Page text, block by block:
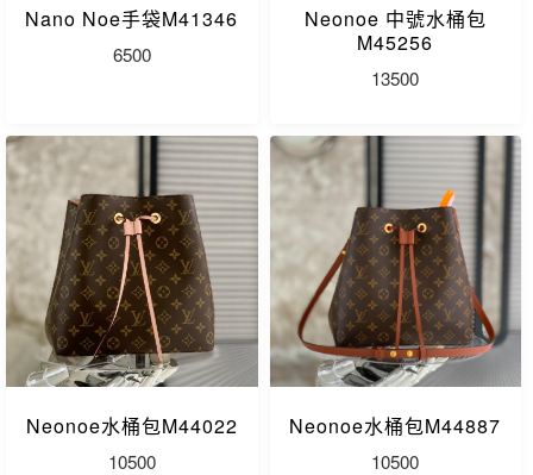
Nano Noe手袋M41346
6500
Neonoe 中號水桶包
M45256
13500
Neonoe水桶包M44022
10500
Neonoe水桶包M44887
10500